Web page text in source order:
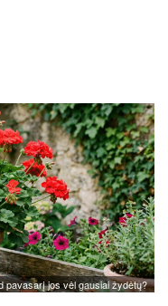
pavasarį jos vėl gausiai žydėtų?